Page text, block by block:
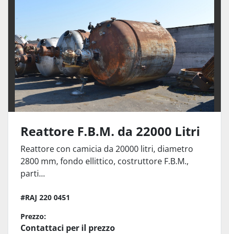
Reattore F.B.M. da 22000 Litri
Reattore con camicia da 20000 litri, diametro
2800 mm, fondo ellittico, costruttore F.B.M.,
parti...
#RAJ 220 0451
Prezzo:
Contattaci per il prezzo